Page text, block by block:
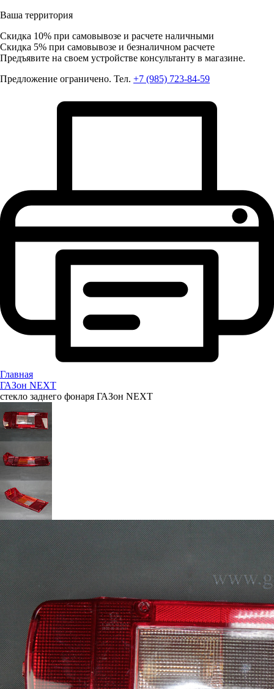
Ваша территория
Скидка 10% при самовывозе и расчете наличными
Скидка 5% при самовывозе и безналичном расчете
Предъявите на своем устройстве консультанту в магазине.
Предложение ограничено. Тел. +7 (985) 723-84-59
Главная
ГАЗон NEXT
стекло заднего фонаря ГАЗон NEXT